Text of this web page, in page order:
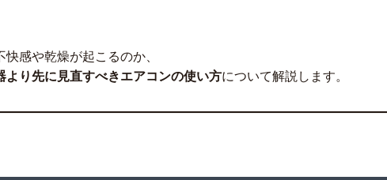
快感や乾燥が起こるのか、
より先に見直すべきエアコンの使い方について解説します。